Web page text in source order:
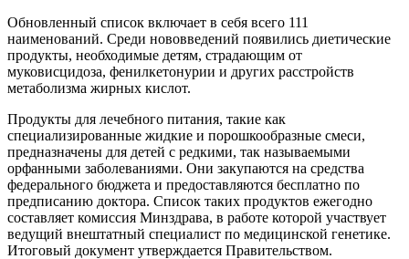
Обновленный список включает в себя всего 111
наименований. Среди нововведений появились диетические
продукты, необходимые детям, страдающим от
муковисцидоза, фенилкетонурии и других расстройств
метаболизма жирных кислот.
Продукты для лечебного питания, такие как
специализированные жидкие и порошкообразные смеси,
предназначены для детей с редкими, так называемыми
орфанными заболеваниями. Они закупаются на средства
федерального бюджета и предоставляются бесплатно по
предписанию доктора. Список таких продуктов ежегодно
составляет комиссия Минздрава, в работе которой участвует
ведущий внештатный специалист по медицинской генетике.
Итоговый документ утверждается Правительством.